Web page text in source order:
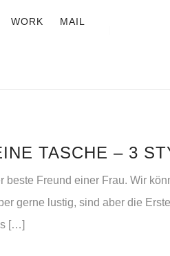
WORK MAIL
TASCHE – 3
beste Freund einer Frau. Wir
gerne lustig, sind aber die
[…]